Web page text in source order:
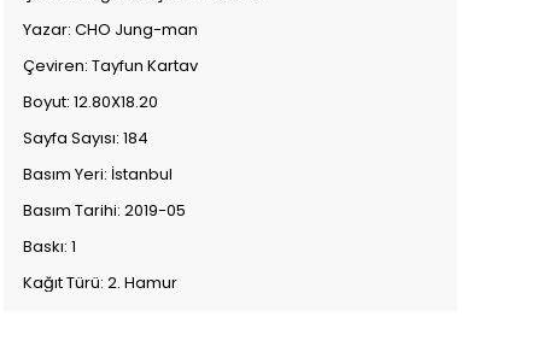
Yazar: CHO Jung-man
Çeviren: Tayfun Kartav
Boyut: 12.80X18.20
Sayfa Sayısı: 184
Basım Yeri: İstanbul
Basım Tarihi: 2019-05
Baskı: 1
Kağıt Türü: 2. Hamur